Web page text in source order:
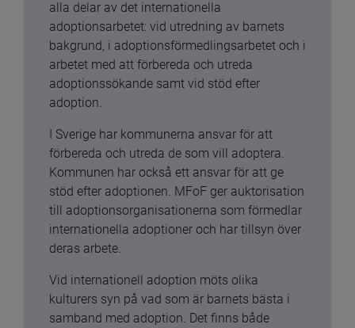
alla delar av det internationella
adoptionsarbetet: vid utredning av barnets
bakgrund, i adoptionsförmedlingsarbetet och i
arbetet med att förbereda och utreda
adoptionssökande samt vid stöd efter
adoption.
I Sverige har kommunerna ansvar för att
förbereda och utreda de som vill adoptera.
Kommunen har också ett ansvar för att ge
stöd efter adoptionen. MFoF ger auktorisation
till adoptionsorganisationerna som förmedlar
internationella adoptioner och har tillsyn över
deras arbete.
Vid internationell adoption möts olika
kulturers syn på vad som är barnets bästa i
samband med adoption. Det finns både